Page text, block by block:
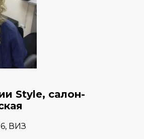
Style, салон-
ВИЗ